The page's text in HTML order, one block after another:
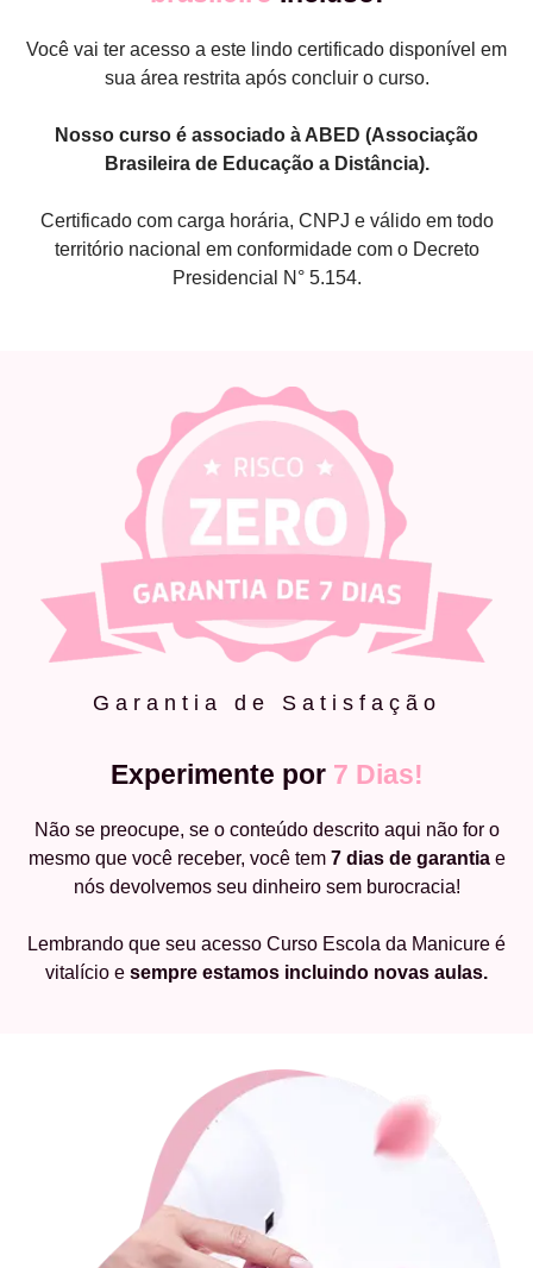
Você vai ter acesso a este lindo certificado disponível em
sua área restrita após concluir o curso.
Nosso curso é associado à ABED (Associação
Brasileira de Educação a Distância).
Certificado com carga horária, CNPJ e válido em todo
território nacional em conformidade com o Decreto
Presidencial N° 5.154.
Garantia de Satisfação
Experimente por 7 Dias!
Não se preocupe, se o conteúdo descrito aqui não for o
mesmo que você receber, você tem 7 dias de garantiae
nós devolvemos seu dinheiro sem burocracia!
Lembrando que seu acesso Curso Escola da Manicure é
vitalício e sempre estamos incluindo novas aulas.